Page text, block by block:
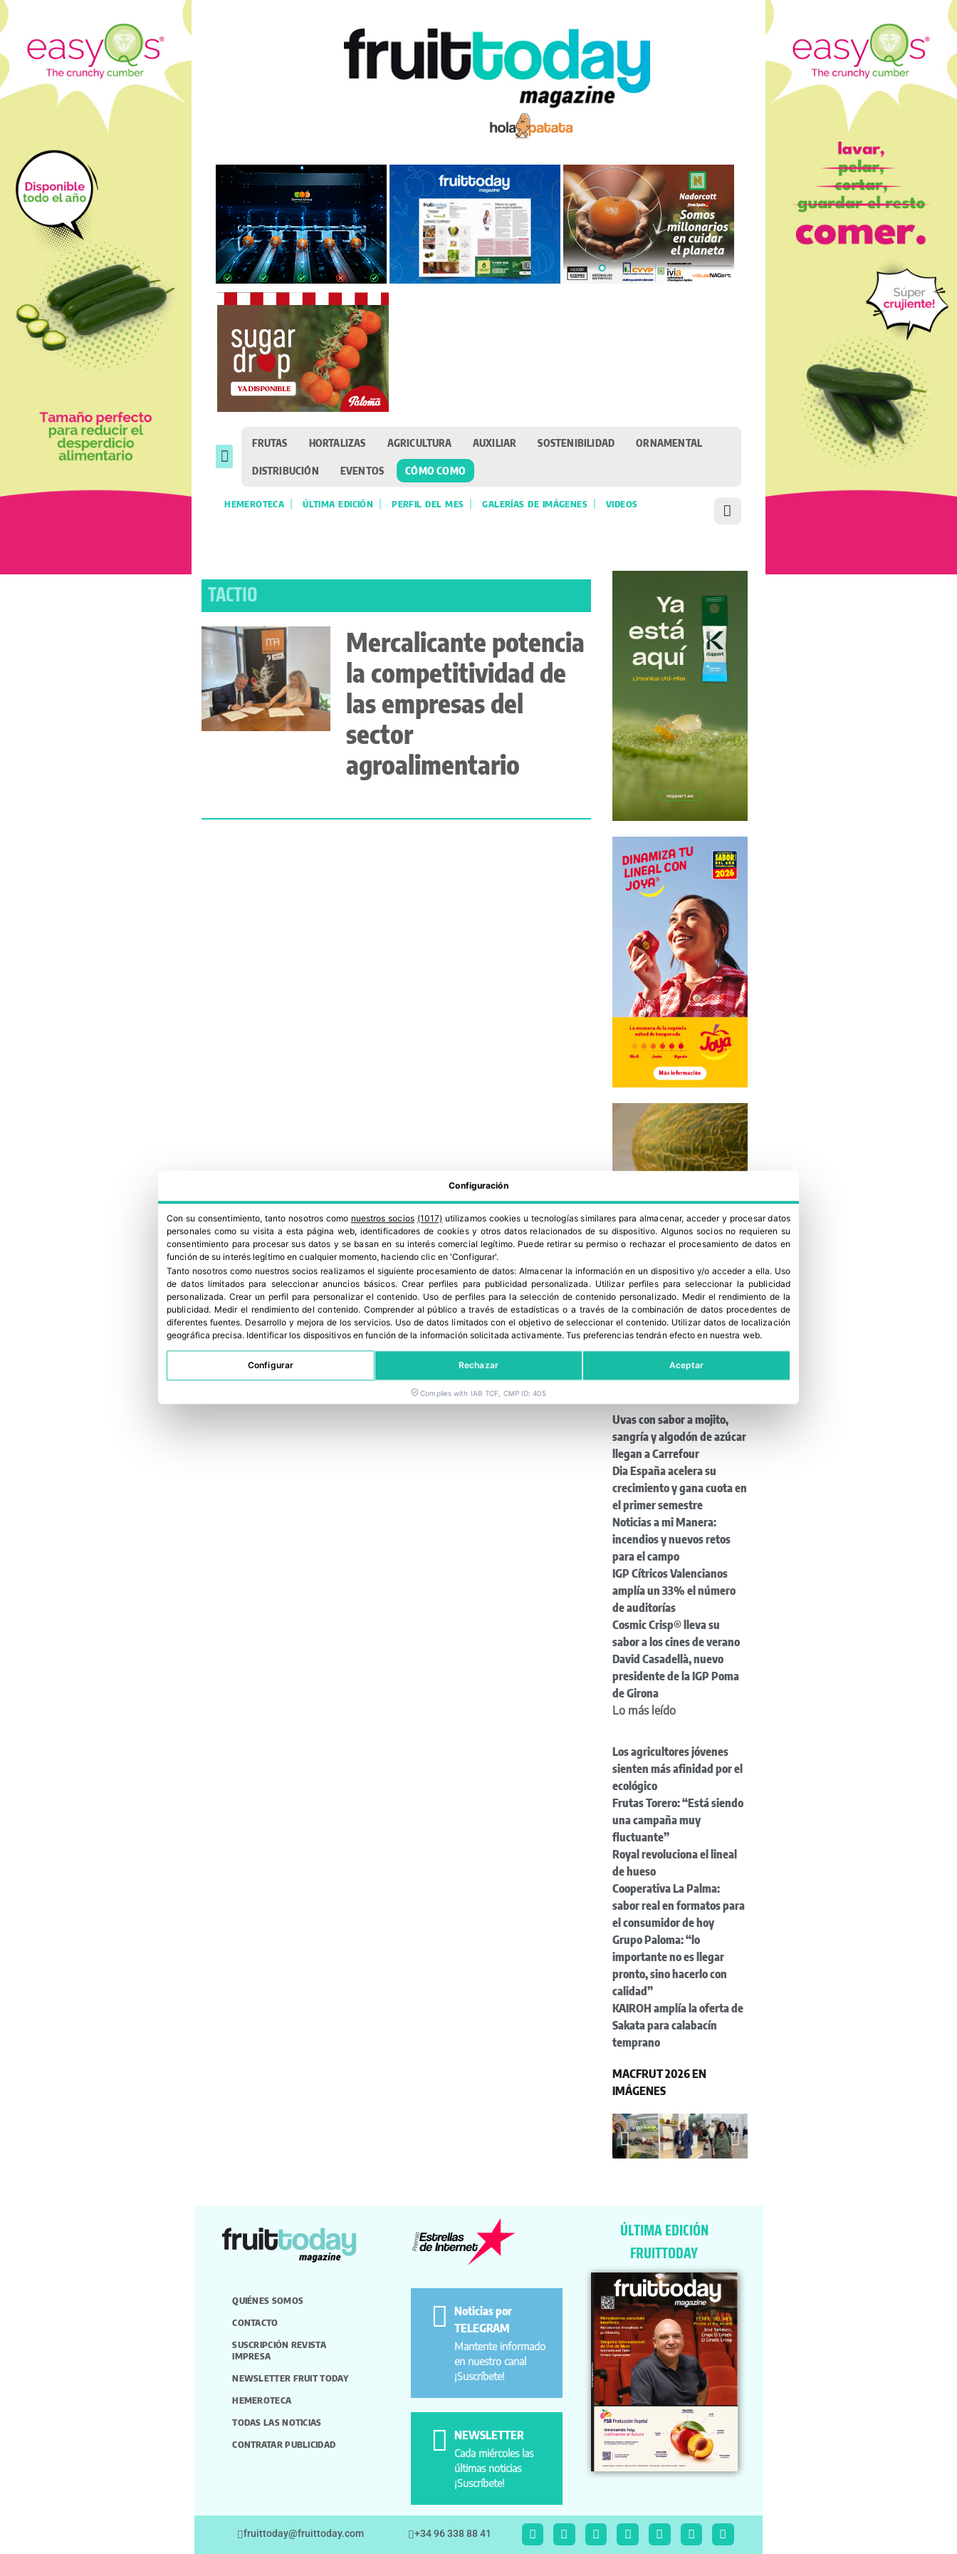
FRUTAS HORTALIZAS AGRICULTURA AUXILIAR SOSTENIBILIDAD ORNAMENTAL
DISTRIBUCIÓN EVENTOS CÓMO COMO
HEMEROTECA ÚLTIMA EDICIÓN PERFIL DEL MES GALERÍAS DE IMÁGENES VIDEOS
TACTIO
Mercalicante potencia
la competitividad de
las empresas del
sector
agroalimentario
Últimas noticias
Uvas con sabor a mojito,
sangría y algodón de azúcar
llegan a Carrefour
Dia España acelera su
crecimiento y gana cuota en
el primer semestre
Noticias a mi Manera:
incendios y nuevos retos
para el campo
IGP Cítricos Valencianos
amplía un 33% el número
de auditorías
Cosmic Crisp® lleva su
sabor a los cines de verano
David Casadellà, nuevo
presidente de la IGP Poma
de Girona
Lo más leído
Los agricultores jóvenes
sienten más afinidad por el
ecológico
Frutas Torero: “Está siendo
una campaña muy
fluctuante”
Royal revoluciona el lineal
de hueso
Cooperativa La Palma:
sabor real en formatos para
el consumidor de hoy
Grupo Paloma: “lo
importante no es llegar
pronto, sino hacerlo con
calidad”
KAIROH amplía la oferta de
Sakata para calabacín
temprano
MACFRUT 2026 EN
IMÁGENES
QUIÉNES SOMOS
CONTACTO
SUSCRIPCIÓN REVISTA
IMPRESA
NEWSLETTER FRUIT TODAY
HEMEROTECA
TODAS LAS NOTICIAS
CONTRATAR PUBLICIDAD
Noticias por
TELEGRAM
Mantente informado
en nuestro canal
¡Suscríbete!
NEWSLETTER
Cada miércoles las
últimas noticias
¡Suscríbete!
ÚLTIMA EDICIÓN
FRUITTODAY
fruittoday@fruittoday.com +34 96 338 88 41
Configuración
Con su consentimiento, tanto nosotros como nuestros socios (1017) utilizamos cookies u tecnologías similares para almacenar, acceder y procesar datos
personales como su visita a esta página web, identificadores de cookies y otros datos relacionados de su dispositivo. Algunos socios no requieren su
consentimiento para procesar sus datos y se basan en su interés comercial legítimo. Puede retirar su permiso o rechazar el procesamiento de datos en
función de su interés legítimo en cualquier momento, haciendo clic en 'Configurar'.
Tanto nosotros como nuestros socios realizamos el siguiente procesamiento de datos:Almacenar la información en un dispositivo y/o acceder a ella. Uso
de datos limitados para seleccionar anuncios básicos. Crear perfiles para publicidad personalizada . Utilizar perfiles para seleccionar la publicidad
personalizada. Crear un perfil para personalizar el contenido. Uso de perfiles para la selección de contenido personalizado. Medir el rendimiento de la
publicidad. Medir el rendimiento del contenido. Comprender al público a través de estadísticas o a través de la combinación de datos procedentes de
diferentes fuentes. Desarrollo y mejora de los servicios. Uso de datos limitados con el objetivo de seleccionar el contenido. Utilizar datos de localización
geográfica precisa. Identificar los dispositivos en función de la información solicitada activamente.Tus preferencias tendrán efecto en nuestra web.
Configurar Rechazar Aceptar
Complies with IAB TCF, CMP ID: 405